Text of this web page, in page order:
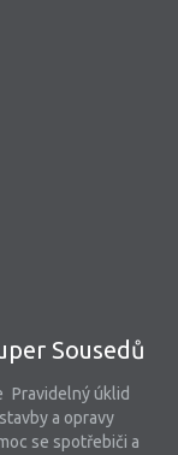
Sousedů
Pravidelný úklid
a opravy
se spotřebiči a